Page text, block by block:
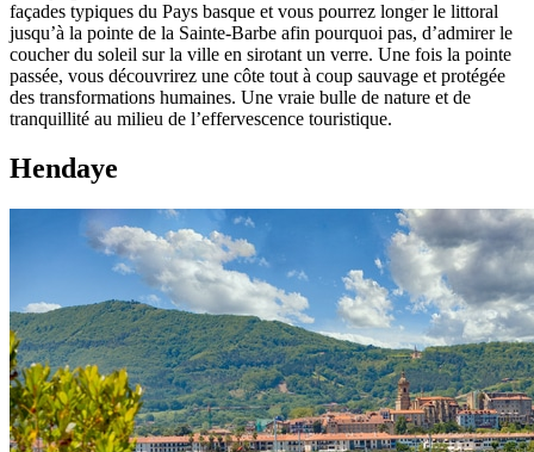
façades typiques du Pays basque et vous pourrez longer le littoral
jusqu’à la pointe de la Sainte-Barbe afin pourquoi pas, d’admirer le
coucher du soleil sur la ville en sirotant un verre. Une fois la pointe
passée, vous découvrirez une côte tout à coup sauvage et protégée
des transformations humaines. Une vraie bulle de nature et de
tranquillité au milieu de l’effervescence touristique.
Hendaye